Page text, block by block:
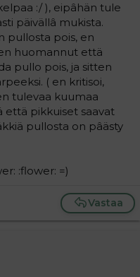
:/ ), eipâhän tule
päivällâ mukista.
pullosta pois, en
huomannut että
pullo pois, ja sitten
( en kritisoi,
tulevaa kuumaa
että pikkuiset saavat
pullosta on pâästy
:flower: =)
Vastaa